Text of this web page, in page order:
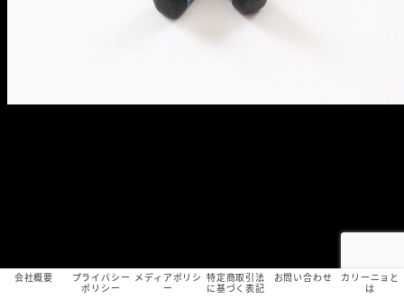
会社概要
プライバシー
ポリシー
メディアポリシ
ー
特定商取引法
に基づく表記
お問い合わせ
カリーニョと
は